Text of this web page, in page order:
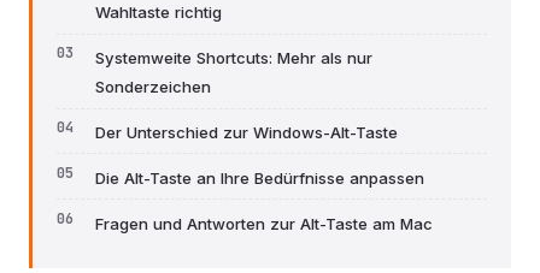
Wahltaste richtig
Systemweite Shortcuts: Mehr als nur
Sonderzeichen
Der Unterschied zur Windows-Alt-Taste
Die Alt-Taste an Ihre Bedürfnisse anpassen
Fragen und Antworten zur Alt-Taste am Mac